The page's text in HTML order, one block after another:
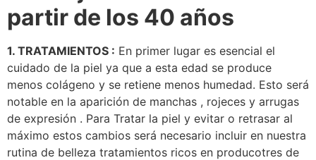
partir de los 40 años
1. TRATAMIENTOS : En primer lugar es esencial el
cuidado de la piel ya que a esta edad se produce
menos colágeno y se retiene menos humedad. Esto será
notable en la aparición de manchas , rojeces y arrugas
de expresión . Para Tratar la piel y evitar o retrasar al
máximo estos cambios será necesario incluir en nuestra
rutina de belleza tratamientos ricos en producotres de